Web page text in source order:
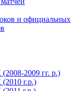
и официальных
2009 гг. р.)
г.р.)